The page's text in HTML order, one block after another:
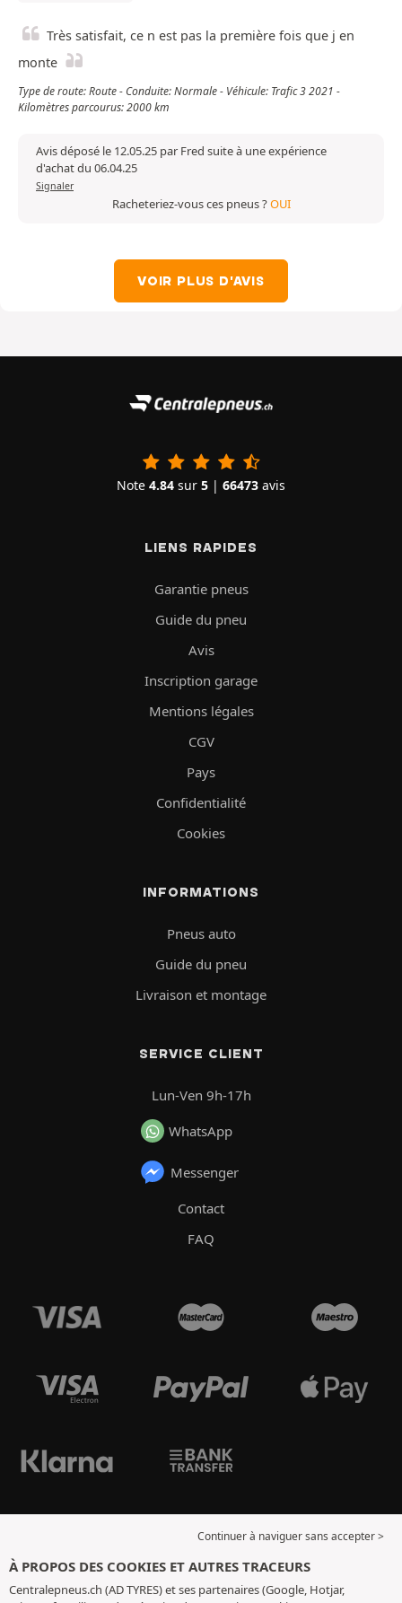
Très satisfait, ce n est pas la première fois que j en
monte
Type de route: Route - Conduite: Normale - Véhicule: Trafic 3 2021 -
Kilomètres parcourus: 2000 km
Avis déposé le 12.05.25 par Fred suite à une expérience
d'achat du 06.04.25
Signaler
Racheteriez-vous ces pneus ?OUI
VOIR PLUS D'AVIS
Note 4.84 sur 5 | 66473 avis
LIENS RAPIDES
Garantie pneus
Guide du pneu
Avis
Inscription garage
Mentions légales
CGV
Pays
Confidentialité
Cookies
INFORMATIONS
Pneus auto
Guide du pneu
Livraison et montage
SERVICE CLIENT
Lun-Ven 9h-17h
WhatsApp
Messenger
Contact
FAQ
Continuer à naviguer sans accepter >
À PROPOS DES COOKIES ET AUTRES TRACEURS
Centralepneus.ch (AD TYRES) et ses partenaires (Google, Hotjar,